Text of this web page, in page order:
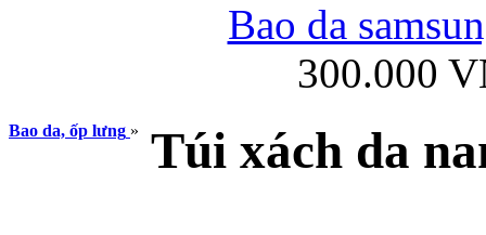
Bao da
300.000
Bao da, ốp lưng » Túi xách da